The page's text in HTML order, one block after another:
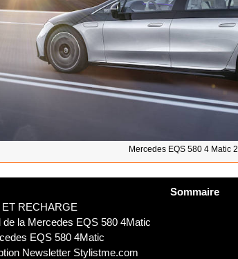
Mercedes EQS 580 4 Matic 2
Sommaire
RECHARGE
de la Mercedes EQS 580 4Matic
EQS 580 4Matic
Newsletter Stylistme.com